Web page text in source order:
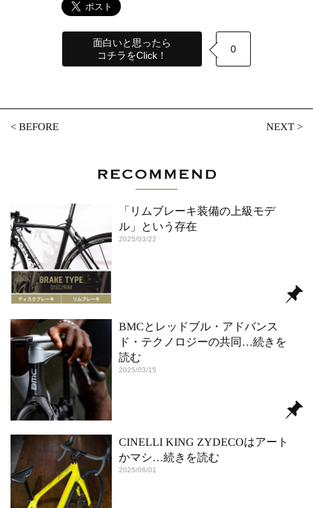
面白いと思ったら
コチラをClick！
0
<BEFORE NEXT>
「リムブレーキ装備の上級モデ
ル」という存在
2025/03/22
BMCとレッドブル・アドバンス
ド・テクノロジーの共同 …続きを
読む
2025/03/15
CINELLI KING ZYDECOはアート
かマシ…続きを読む
2025/06/01